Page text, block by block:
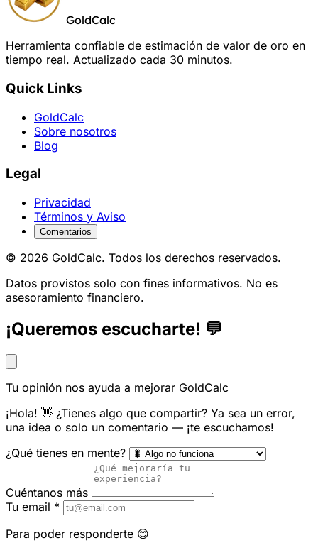
GoldCalc
Herramienta confiable de estimación de valor de oro en
tiempo real. Actualizado cada 30 minutos.
Quick Links
GoldCalc
Sobre nosotros
Blog
Legal
Privacidad
Términos y Aviso
Comentarios
© 2026 GoldCalc. Todos los derechos reservados.
Datos provistos solo con fines informativos. No es
asesoramiento financiero.
¡Queremos escucharte! 💬
Tu opinión nos ayuda a mejorar GoldCalc
¡Hola! 👋 ¿Tienes algo que compartir? Ya sea un error,
una idea o solo un comentario — ¡te escuchamos!
¿Qué tienes en mente?
Cuéntanos más
Tu email *
Para poder responderte 😊